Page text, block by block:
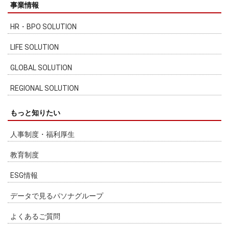
事業情報
HR・BPO SOLUTION
LIFE SOLUTION
GLOBAL SOLUTION
REGIONAL SOLUTION
もっと知りたい
人事制度・福利厚生
教育制度
ESG情報
データで見るパソナグループ
よくあるご質問